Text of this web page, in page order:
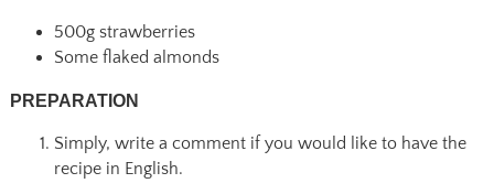
500g strawberries
Some flaked almonds
PREPARATION
Simply, write a comment if you would like to have the
recipe in English.